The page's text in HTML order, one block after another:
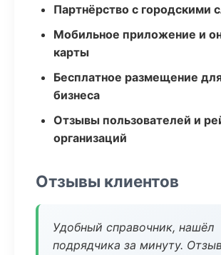
Партнёрство с городскими
Мобильное приложение и
карты
Бесплатное размещение
бизнеса
Отзывы пользователей и
организаций
Отзывы клиентов
Удобный справочник, нашёл
подрядчика за минуту.